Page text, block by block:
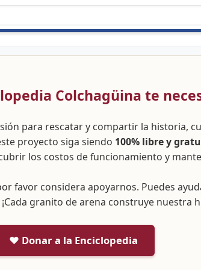
Colchagüina te
para rescatar y compartir la historia,
proyecto siga siendo 100% libre y
los costos de funcionamiento y
favor considera apoyarnos. Puedes
¡Cada granito de arena construye nuestra
❤️ Donar a la Enciclopedia